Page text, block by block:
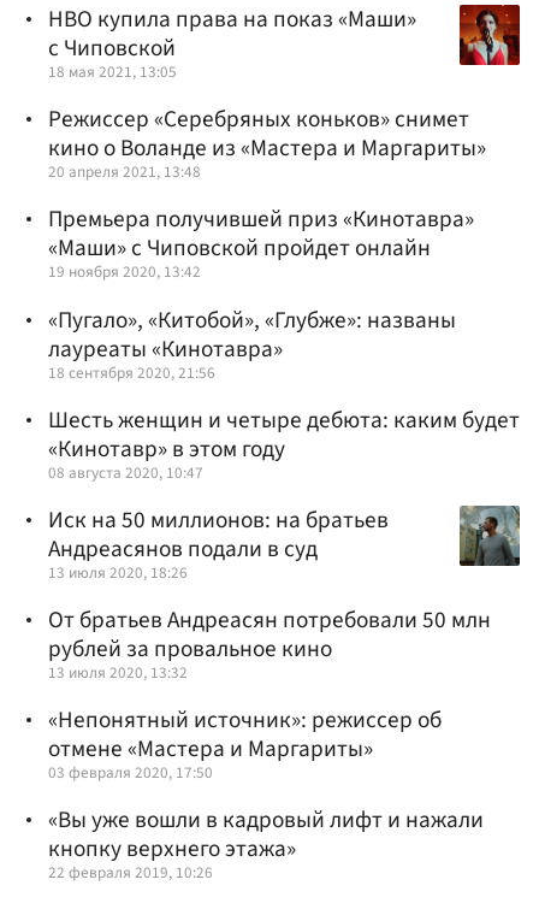
HBO купила права на показ «Маши»
с Чиповской
18 мая 2021, 13:05
Режиссер «Серебряных коньков» снимет
кино о Воланде из «Мастера и Маргариты»
20 апреля 2021, 13:48
Премьера получившей приз «Кинотавра»
«Маши» с Чиповской пройдет онлайн
19 ноября 2020, 13:42
«Пугало», «Китобой», «Глубже»: названы
лауреаты «Кинотавра»
18 сентября 2020, 21:56
Шесть женщин и четыре дебюта: каким будет
«Кинотавр» в этом году
08 августа 2020, 10:47
Иск на 50 миллионов: на братьев
Андреасянов подали в суд
13 июля 2020, 18:26
От братьев Андреасян потребовали 50 млн
рублей за провальное кино
13 июля 2020, 13:32
«Непонятный источник»: режиссер об
отмене «Мастера и Маргариты»
03 февраля 2020, 17:50
«Вы уже вошли в кадровый лифт и нажали
кнопку верхнего этажа»
22 февраля 2019, 10:26